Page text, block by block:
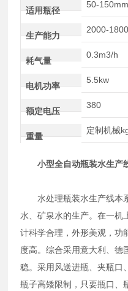
适用瓶径
50-150mm
生产能力
2000-
耗气量
0.3m3/h
电机功率
5.5kw
额定电压
380
重量
定制机械
小型全自动瓶装水生产
水处理瓶装水生产线本
水、矿泉水的生产。在一机
计科学合理，外形美观，功
度高。综合采用意大利、德
稳。采用风送进瓶、夹瓶口
瓶子高矮限制，只要瓶口、